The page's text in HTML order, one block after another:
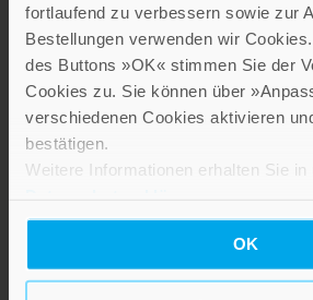
fortlaufend zu verbessern sowie zur
Bestellungen verwenden wir
des Buttons »OK« stimmen Sie der
Cookies zu. Sie können über
verschiedenen Cookies aktivieren
bestätigen.
Weitere Informationen erhalten Sie in
OK
KARRIERE